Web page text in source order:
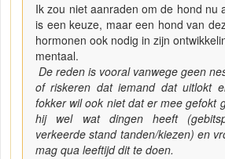
Ik zou niet aanraden om de hond nu
is een keuze, maar een hond van
hormonen ook nodig in zijn
mentaal.
De reden is vooral vanwege geen
of riskeren dat iemand dat uitlokt
fokker wil ook niet dat er mee gefokt
hij wel wat dingen heeft
verkeerde stand tanden/kiezen) en
mag qua leeftijd dit te doen.